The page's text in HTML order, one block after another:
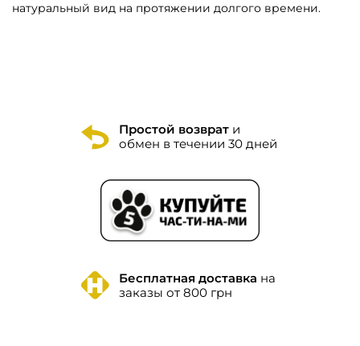
натуральный вид на протяжении долгого времени.
Простой возврати
обмен в течении 30 дней
Бесплатная доставка на
заказы от 800 грн